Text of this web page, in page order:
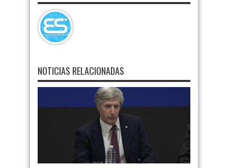
NOTICIAS RELACIONADAS